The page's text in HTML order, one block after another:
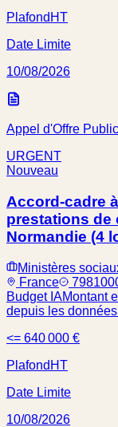
Plafond HT
Date Limite
10/08/2026
Appel d'Offre Public
URGENT
Nouveau
Accord-cadre
prestations de
Normandie (4
Ministères
France
Budget IAMontant
depuis les
<= 640 000 €
Plafond HT
Date Limite
10/08/2026